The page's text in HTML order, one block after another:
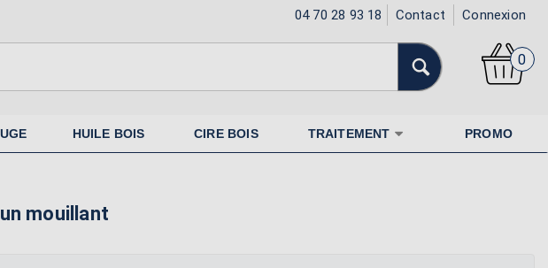
04 70 28 93 18 Contact Connexion
0
HUILE BOIS CIRE BOIS TRAITEMENT PROMO
mouillant